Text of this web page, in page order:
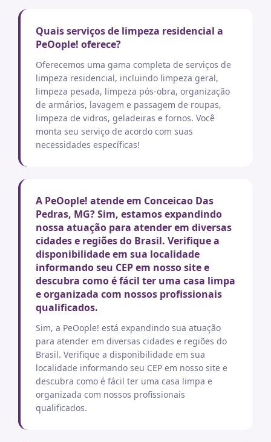
Quais serviços de limpeza residencial a
PeOople! oferece?
Oferecemos uma gama completa de serviços de
limpeza residencial, incluindo limpeza geral,
limpeza pesada, limpeza pós-obra, organização
de armários, lavagem e passagem de roupas,
limpeza de vidros, geladeiras e fornos. Você
monta seu serviço de acordo com suas
necessidades específicas!
A PeOople! atende em Conceicao Das
Pedras, MG? Sim, estamos expandindo
nossa atuação para atender em diversas
cidades e regiões do Brasil. Verifique a
disponibilidade em sua localidade
informando seu CEP em nosso site e
descubra como é fácil ter uma casa limpa
e organizada com nossos profissionais
qualificados.
Sim, a PeOople! está expandindo sua atuação
para atender em diversas cidades e regiões do
Brasil. Verifique a disponibilidade em sua
localidade informando seu CEP em nosso site e
descubra como é fácil ter uma casa limpa e
organizada com nossos profissionais
qualificados.